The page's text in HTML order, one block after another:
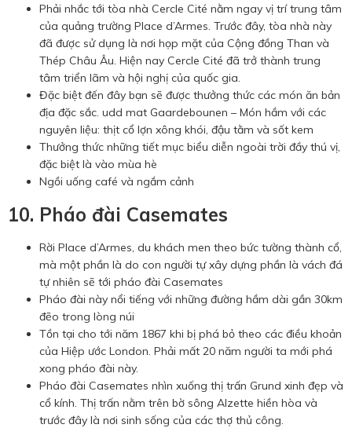
Phải nhắc tới tòa nhà Cercle Cité nằm ngay vị trí trung tâm
của quảng trường Place d’Armes. Trước đây, tòa nhà này
đã được sử dụng là nơi họp mặt của Cộng đồng Than và
Thép Châu Âu. Hiện nay Cercle Cité đã trở thành trung
tâm triển lãm và hội nghị của quốc gia.
Đặc biệt đến đây bạn sẽ được thưởng thức các món ăn bản
địa đặc sắc. udd mat Gaardebounen – Món hầm với các
nguyên liệu: thịt cổ lợn xông khói, đậu tằm và sốt kem
Thưởng thức những tiết mục biểu diễn ngoài trời đầy thú vị,
đặc biệt là vào mùa hè
Ngồi uống café và ngắm cảnh
10. Pháo đài Casemates
Rời Place d’Armes, du khách men theo bức tường thành cổ,
mà một phần là do con người tự xây dựng phần là vách đá
tự nhiên sẽ tới pháo đài Casemates
Pháo đài này nổi tiếng với những đường hầm dài gần 30km
đẽo trong lòng núi
Tồn tại cho tới năm 1867 khi bị phá bỏ theo các điều khoản
của Hiệp ước London. Phải mất 20 năm người ta mới phá
xong pháo đài này.
Pháo đài Casemates nhìn xuống thị trấn Grund xinh đẹp và
cổ kính. Thị trấn nằm trên bờ sông Alzette hiền hòa và
trước đây là nơi sinh sống của các thợ thủ công.